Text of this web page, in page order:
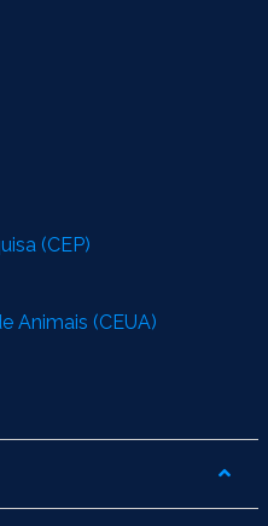
(CEP)
Animais (CEUA)